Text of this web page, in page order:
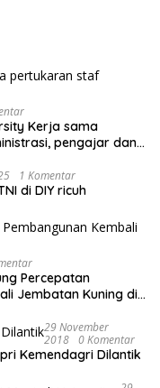
Kerja sama
pengajar dan
1 Komentar
di DIY ricuh
Percepatan
Jembatan Kuning di
29 November
2018 0 Komentar
Kemendagri Dilantik